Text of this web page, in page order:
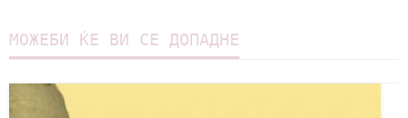
МОЖЕБИ ЌЕ ВИ СЕ ДОПАДНЕ